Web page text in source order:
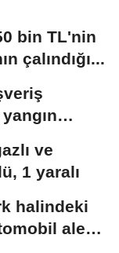
bin TL'nin
çalındığı...
ve
1 yaralı
halindeki
alev